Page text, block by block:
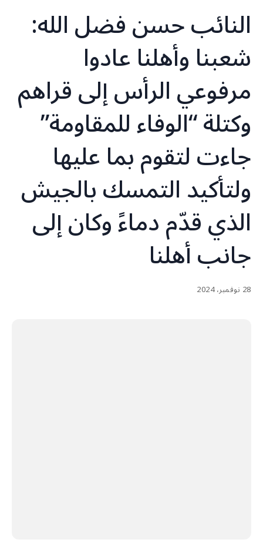
النائب حسن فضل الله:
شعبنا وأهلنا عادوا
مرفوعي الرأس إلى قراهم
وكتلة “الوفاء للمقاومة”
جاءت لتقوم بما عليها
ولتأكيد التمسك بالجيش
الذي قدّم دماءً وكان إلى
جانب أهلنا
28 نوفمبر، 2024